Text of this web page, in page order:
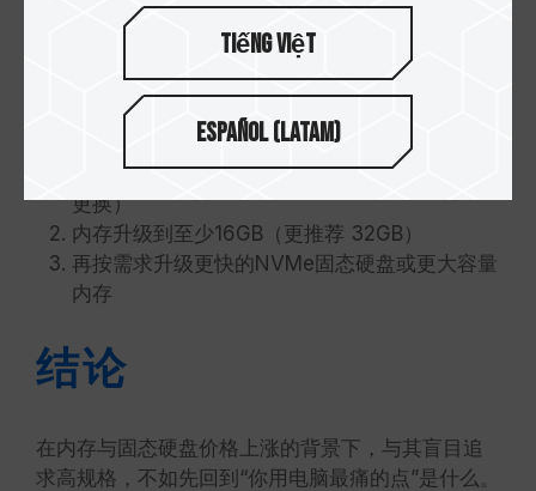
和内存都偏
级
建议升级顺序（通用版）
确保系统盘为固态硬盘（如果还是HDD，优先
更换）
内存升级到至少16GB（更推荐 32GB）
再按需求升级更快的NVMe固态硬盘或更大容量
内存
结论
在内存与固态硬盘价格上涨的背景下，与其盲目追
求高规格，不如先回到“你用电脑最痛的点”是什么。
Tiếng Việt
Español (Latam)